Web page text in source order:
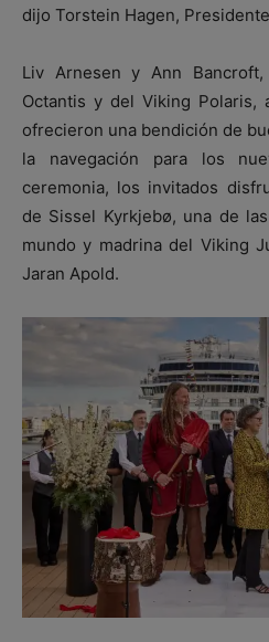
dijo Torstein Hagen,
Liv Arnesen y Ann
Octantis y del Viking Polaris,
ofrecieron una bendición de
la navegación para los
ceremonia, los invitados
de Sissel Kyrkjebø, una de
mundo y madrina del Viking
Jaran Apold.